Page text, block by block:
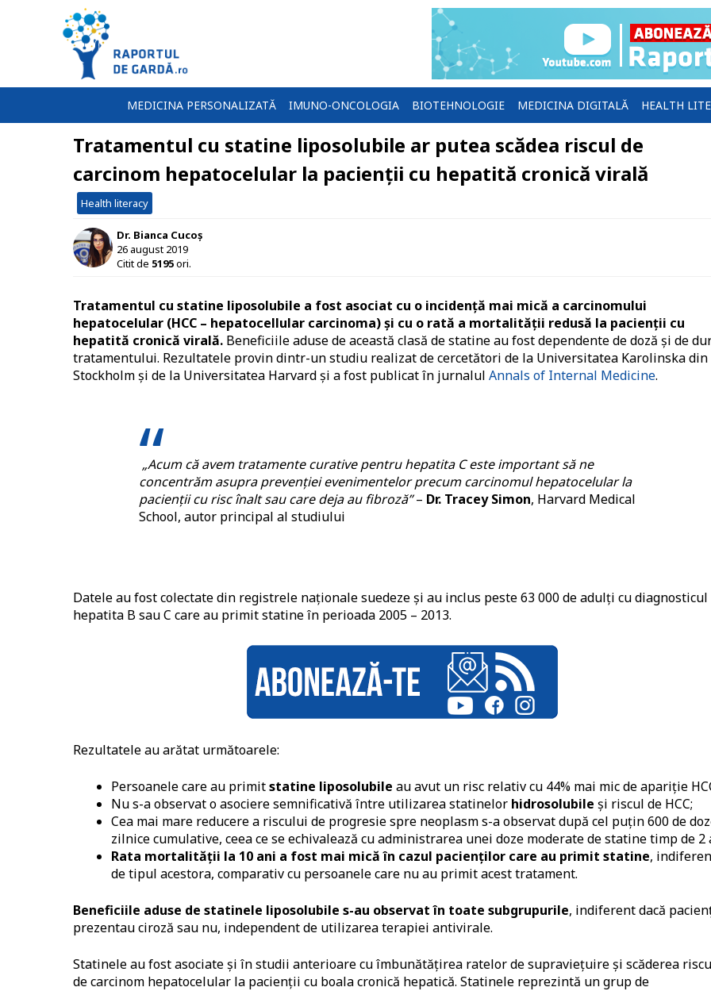
MEDICINA PERSONALIZATĂ IMUNO-ONCOLOGIA BIOTEHNOLOGIE MEDICINA DIGITALĂ HEALTH
Tratamentul cu statine liposolubile ar putea scădea riscul de
carcinom hepatocelular la pacienții cu hepatită cronică virală
Health literacy
Dr. Bianca Cucoș
26 august 2019
Citit de 5195ori.
Tratamentul cu statine liposolubile a fost asociat cu o incidență mai mică a carcinomului
hepatocelular (HCC – hepatocellular carcinoma) și cu o rată a mortalității redusă la pacienții cu
hepatită cronică virală. Beneficiile aduse de această clasă de statine au fost dependente de doză și de
tratamentului. Rezultatele provin dintr-un studiu realizat de cercetători de la Universitatea Karolinska din
Stockholm și de la Universitatea Harvard și a fost publicat în jurnalul Annals of Internal Medicine.
„Acum că avem tratamente curative pentru hepatita C este important să ne
concentrăm asupra prevenției evenimentelor precum carcinomul hepatocelular la
pacienții cu risc înalt sau care deja au fibroză”– Dr. Tracey Simon, Harvard Medical
School, autor principal al studiului
Datele au fost colectate din registrele naționale suedeze și au inclus peste 63 000 de adulți cu diagnosticul
hepatita B sau C care au primit statine în perioada 2005 – 2013.
Rezultatele au arătat următoarele:
Persoanele care au primitstatine liposolubile au avut un risc relativ cu 44% mai mic de apariție
Nu s-a observat o asociere semnificativă între utilizarea statinelor hidrosolubile și riscul de HCC;
Cea mai mare reducere a riscului de progresie spre neoplasm s-a observat după cel puțin 600 de
zilnice cumulative, ceea ce se echivalează cu administrarea unei doze moderate de statine timp de 2
Rata mortalității la 10 ani a fost mai mică în cazul pacienților care au primit statine,
de tipul acestora, comparativ cu persoanele care nu au primit acest tratament.
Beneficiile aduse de statinele liposolubile s-au observat în toate subgrupurile, indiferent dacă
prezentau ciroză sau nu, independent de utilizarea terapiei antivirale.
Statinele au fost asociate și în studii anterioare cu îmbunătățirea ratelor de supraviețuire și scăderea
de carcinom hepatocelular la pacienții cu boala cronică hepatică. Statinele reprezintă un grup de